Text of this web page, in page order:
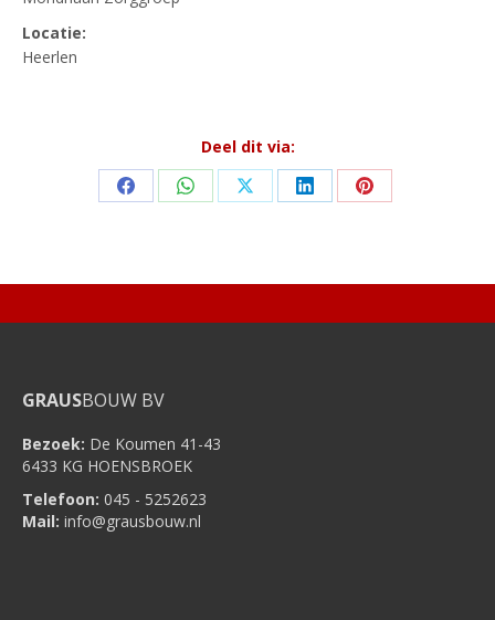
Locatie:
Heerlen
Deel dit via:
Share Share Share Share Share
GRAUSBOUW BV
Bezoek: De Koumen 41-43
6433 KG HOENSBROEK
Telefoon: 045 - 5252623
Mail: info@grausbouw.nl